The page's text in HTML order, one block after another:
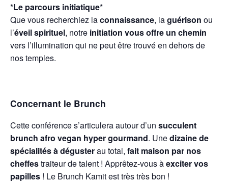
*Le parcours initiatique*
Que vous recherchiez laconnaissance, laguérison ou
l’éveil spirituel, notre initiation vous offre un chemin
vers l’illumination qui ne peut être trouvé en dehors de
nos temples.
Concernant le Brunch
Cette conférence s’articulera autour d’un succulent
brunch afro vegan hyper gourmand. Unedizaine de
spécialités à dégusterau total, fait maison par nos
cheffestraiteur de talent ! Apprêtez-vous àexciter vos
papilles ! Le Brunch Kamit est très très bon !